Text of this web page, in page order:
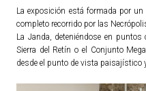
La exposición está formada por
completo recorrido por las
La Janda, deteniéndose en
Sierra del Retín o el Conjunto
desde el punto de vista paisajístico